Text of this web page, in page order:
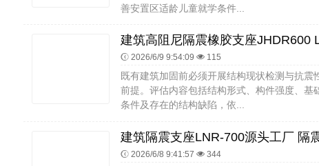
善安置区适龄儿童就学条件...
2026/6/9 9:54:09 115
既有建筑加固前必须开展结构现状检测与抗震
前提。评估内容包括结构形式、构件强度、基
条件及存在的结构缺陷，依...
2026/6/8 9:41:57 344